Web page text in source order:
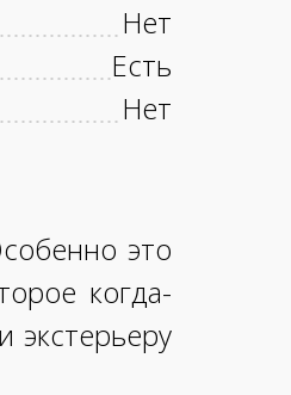
Нет
Есть
Нет
это
когда-